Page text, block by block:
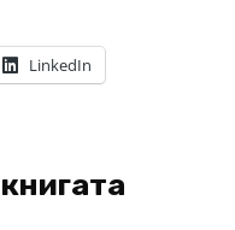
LinkedIn